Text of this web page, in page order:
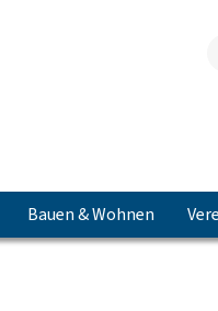
Bauen & Wohnen